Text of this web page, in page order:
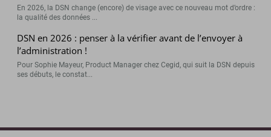
En 2026, la DSN change (encore) de visage avec ce nouveau mot d’ordre :
la qualité des données ...
DSN en 2026 : penser à la vérifier avant de l’envoyer à
l’administration !
Pour Sophie Mayeur, Product Manager chez Cegid, qui suit la DSN depuis
ses débuts, le constat...